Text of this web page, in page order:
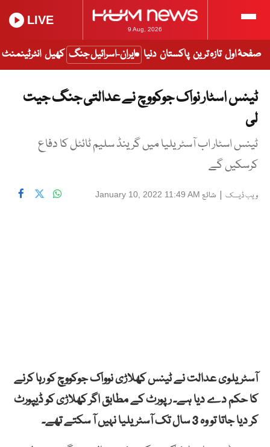
9 Aug, 2026
LIVE
صفحۂ اول تازہ ترین پاکستان دنیا ایران-اسرائیل جنگ کھیل انٹرٹینمنٹ
ٹینس اسٹار نواک جوکووچ نے عدالتی جنگ جیت
لی
ٹینس اسٹار اب آسٹریلیا میں گرینڈ سلیم ٹائٹل کا دفاع
کرسکیں گے
ویب ڈیسک | شائع January 10, 2022 11:49 AM
آسٹریلوی عدالت نے ٹینس کھلاڑی نوواک جوکووچ کو رہا کرنے
کا حکم دے دیا ہے۔ رپورٹ کے مطابق اگر کھلاڑی کو ڈیپورٹ
کر دیا جاتا تو وہ 3 سال تک آسٹریلیا نہیں آ سکتے تھے۔